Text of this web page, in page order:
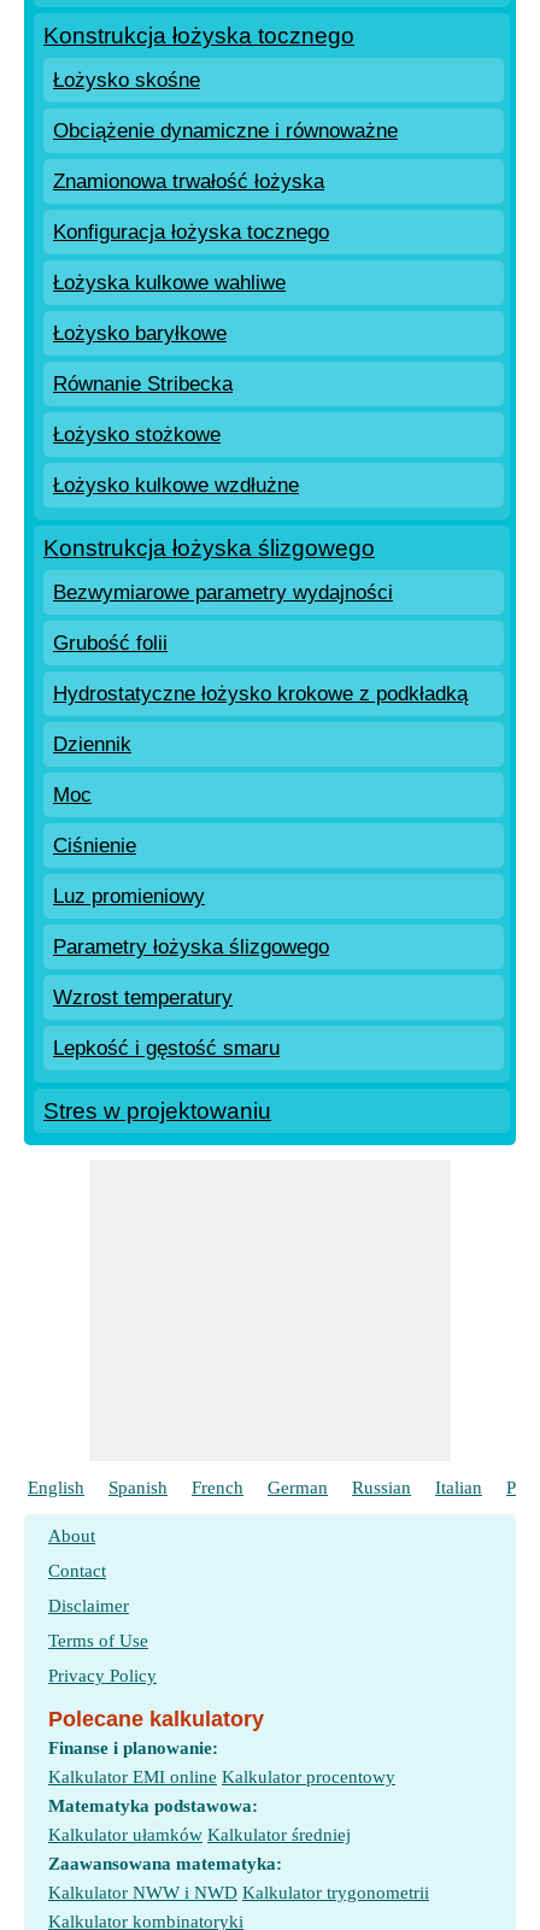
Konstrukcja łożyska tocznego
Łożysko skośne
Obciążenie dynamiczne i równoważne
Znamionowa trwałość łożyska
Konfiguracja łożyska tocznego
Łożyska kulkowe wahliwe
Łożysko baryłkowe
Równanie Stribecka
Łożysko stożkowe
Łożysko kulkowe wzdłużne
Konstrukcja łożyska ślizgowego
Bezwymiarowe parametry wydajności
Grubość folii
Hydrostatyczne łożysko krokowe z podkładką
Dziennik
Moc
Ciśnienie
Luz promieniowy
Parametry łożyska ślizgowego
Wzrost temperatury
Lepkość i gęstość smaru
Stres w projektowaniu
English Spanish French German Russian Italian
About
Contact
Disclaimer
Terms of Use
Privacy Policy
Polecane kalkulatory
Finanse i planowanie:
Kalkulator EMI online Kalkulator procentowy
Matematyka podstawowa:
Kalkulator ułamków Kalkulator średniej
Zaawansowana matematyka:
Kalkulator NWW i NWD Kalkulator trygonometrii
Kalkulator kombinatoryki